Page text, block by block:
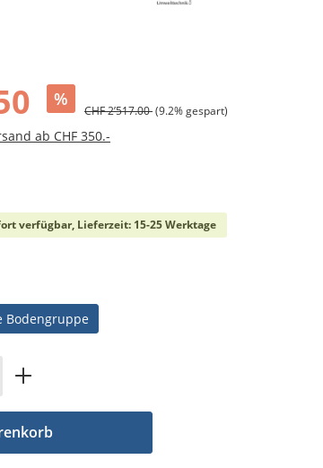
%
CHF 2’517.00(9.2% gespart)
ab CHF 350.-
0 von 5 Sternen
verfügbar, Lieferzeit: 15-25 Werktage
Bodengruppe
den gewünschten Wert